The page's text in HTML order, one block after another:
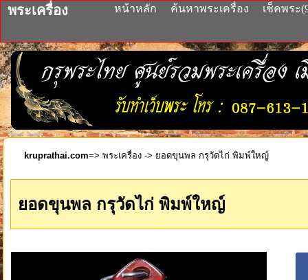
พระเครื่อง หน้าหลัก ค้นหาพระเครื่อง เช็คพระ
kruprathai.com=> พระเครื่อง -> ยอดขุนพล กรุวัดไก่ พิมพ์ใหญ์
ยอดขุนพล กรุวัดไก่ พิมพ์ใหญ์